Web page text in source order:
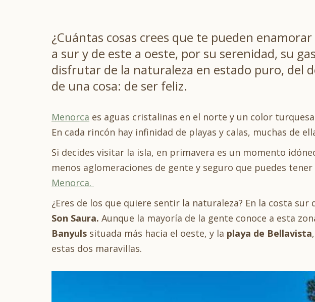
¿Cuántas cosas crees que te pueden
a sur y de este a oeste, por su serenidad, su
disfrutar de la naturaleza en estado puro, del
de una cosa: de ser feliz.
Menorca es aguas cristalinas en el norte y un color
En cada rincón hay infinidad de playas y calas, muchas de
Si decides visitar la isla, en primavera es un momento
menos aglomeraciones de gente y seguro que puedes
Menorca.
¿Eres de los que quiere sentir la naturaleza? En la costa
Son Saura. Aunque la mayoría de la gente conoce a esta
Banyuls situada más hacia el oeste, y la playa de Bellavista
estas dos maravillas.